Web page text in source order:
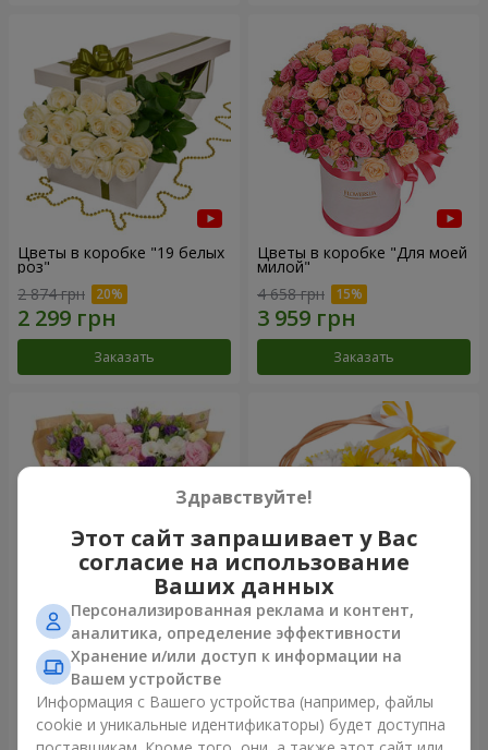
Цветы в коробке "19 белых
роз"
2 874 грн
Заказать
Цветы в коробке "Для моей
милой"
4 658 грн
Заказать
15 разноцветных эустом
3 332 грн
Заказать
Корзина "Солнышко"
Заказать
Здравствуйте!
Этот сайт запрашивает у Вас
согласие на использование
Ваших данных
Персонализированная реклама и контент,
аналитика, определение эффективности
Хранение и/или доступ к информации на
Вашем устройстве
Информация с Вашего устройства (например, файлы
cookie и уникальные идентификаторы) будет доступна